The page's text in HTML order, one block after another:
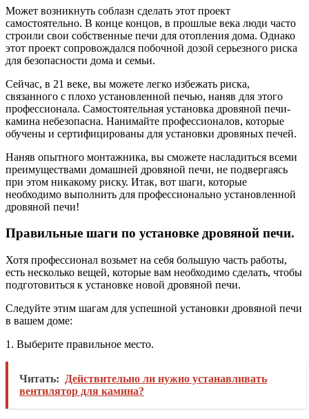
Может возникнуть соблазн сделать этот проект
самостоятельно. В конце концов, в прошлые века люди часто
строили свои собственные печи для отопления дома. Однако
этот проект сопровождался побочной дозой серьезного риска
для безопасности дома и семьи.
Сейчас, в 21 веке, вы можете легко избежать риска,
связанного с плохо установленной печью, наняв для этого
профессионала. Самостоятельная установка дровяной печи-
камина небезопасна. Нанимайте профессионалов, которые
обучены и сертифицированы для установки дровяных печей.
Наняв опытного монтажника, вы сможете насладиться всеми
преимуществами домашней дровяной печи, не подвергаясь
при этом никакому риску. Итак, вот шаги, которые
необходимо выполнить для профессионально установленной
дровяной печи!
Правильные шаги по установке дровяной печи.
Хотя профессионал возьмет на себя большую часть работы,
есть несколько вещей, которые вам необходимо сделать, чтобы
подготовиться к установке новой дровяной печи.
Следуйте этим шагам для успешной установки дровяной печи
в вашем доме:
1. Выберите правильное место.
Читать:
Действительно ли нужно устанавливать
вентилятор для камина?